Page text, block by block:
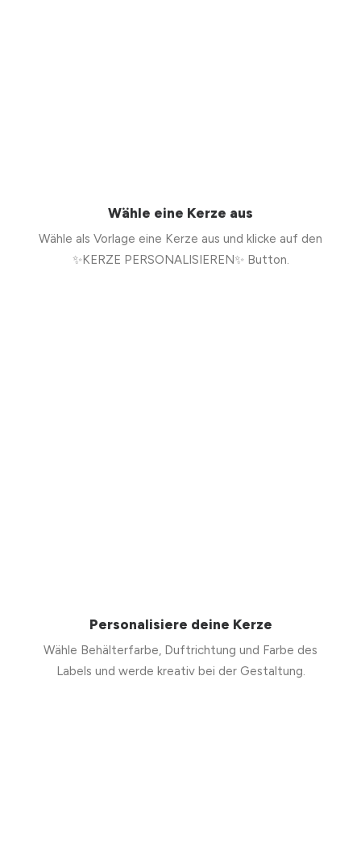
Wähle eine Kerze aus
Wähle als Vorlage eine Kerze aus und klicke auf den
✨KERZE PERSONALISIEREN✨ Button.
Personalisiere deine Kerze
Wähle Behälterfarbe, Duftrichtung und Farbe des
Labels und werde kreativ bei der Gestaltung.